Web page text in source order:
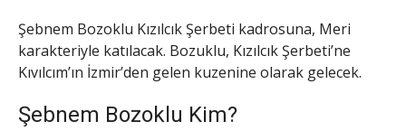
Şebnem Bozoklu Kızılcık Şerbeti kadrosuna, Meri
karakteriyle katılacak. Bozuklu, Kızılcık Şerbeti’ne
Kıvılcım’ın İzmir’den gelen kuzenine olarak gelecek.
Şebnem Bozoklu Kim?